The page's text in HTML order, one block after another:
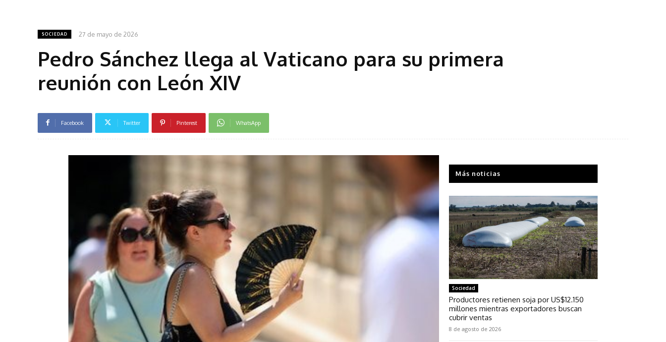
SOCIEDAD 27 de mayo de 2026
Pedro Sánchez llega al Vaticano para su primera
reunión con León XIV
Facebook Twitter Pinterest WhatsApp
Más noticias
Sociedad
Productores retienen soja por US$12.150
millones mientras exportadores buscan
cubrir ventas
8 de agosto de 2026